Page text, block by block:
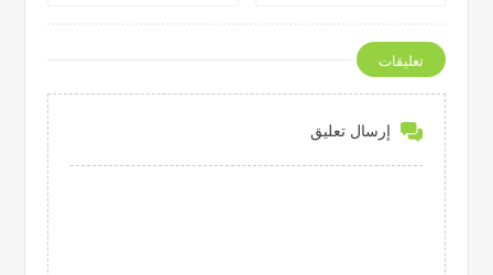
تعليقات
إرسال تعليق